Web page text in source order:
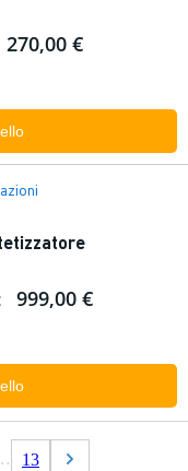
270,00 €
999,00 €
13